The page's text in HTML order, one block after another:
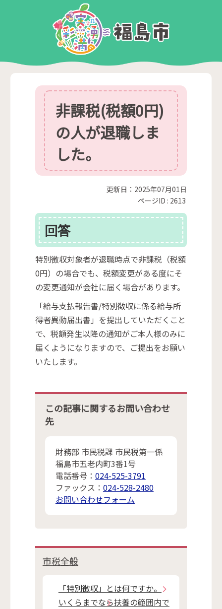
非課税(税額0円)
の人が退職しま
した。
更新日：2025年07月01日
ページID : 2613
回答
特別徴収対象者が退職時点で非課税（税額
0円）の場合でも、税額変更がある度にそ
の変更通知が会社に届く場合があります。
「給与支払報告書/特別徴収に係る給与所
得者異動届出書」を提出していただくこと
で、税額発生以降の通知がご本人様のみに
届くようになりますので、ご提出をお願い
いたします。
この記事に関するお問い合わせ
先
財務部 市民税課 市民税第一係
福島市五老内町3番1号
電話番号： 024-525-3791
ファックス： 024-528-2480
お問い合わせフォーム
市税全般
「特別徴収」とは何ですか。
いくらまでなら扶養の範囲内で